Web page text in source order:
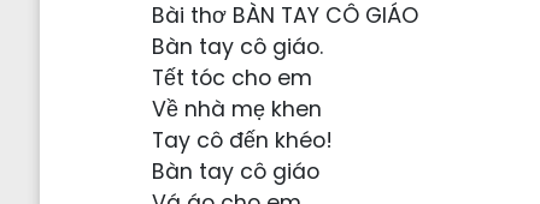
Bài thơ BÀN TAY CÔ GIÁO
Bàn tay cô giáo.
Tết tóc cho em
Về nhà mẹ khen
Tay cô đến khéo!
Bàn tay cô giáo